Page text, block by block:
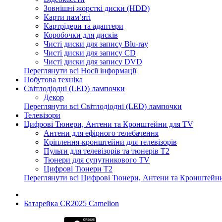
Зовнішні жорсткі диски (HDD)
Карти пам’яті
Картрідери та адаптери
Коробочки для дисків
Чисті диски для запису Blu-ray
Чисті диски для запису CD
Чисті диски для запису DVD
Переглянути всі Носії інформації
Побутова техніка
Світлодіодні (LED) лампочки
Декор
Переглянути всі Світлодіодні (LED) лампочки
Телевізори
Цифрові Тюнери, Антени та Кронштейни для TV
Антени для ефірного телебачення
Кріплення-кронштейни для телевізорів
Пульти для телевізорів та тюнерів T2
Тюнери для супутникового TV
Цифрові Тюнери T2
Переглянути всі Цифрові Тюнери, Антени та
Батарейка CR2025 Camelion